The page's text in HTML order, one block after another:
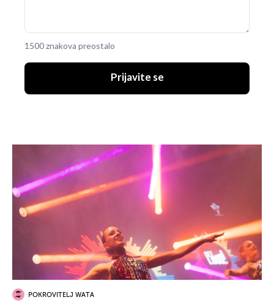
1500 znakova preostalo
Prijavite se
POKROVITELJ WATA